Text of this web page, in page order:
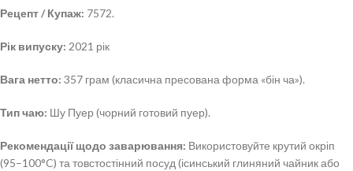
Рецепт / Купаж: 7572.
Рік випуску: 2021 рік
Вага нетто: 357 грам (класична пресована форма «бін ча»).
Тип чаю: Шу Пуер (чорний готовий пуер).
Рекомендації щодо заварювання: Використовуйте крутий окріп
(95–100°C) та товстостінний посуд (ісинський глиняний чайник або